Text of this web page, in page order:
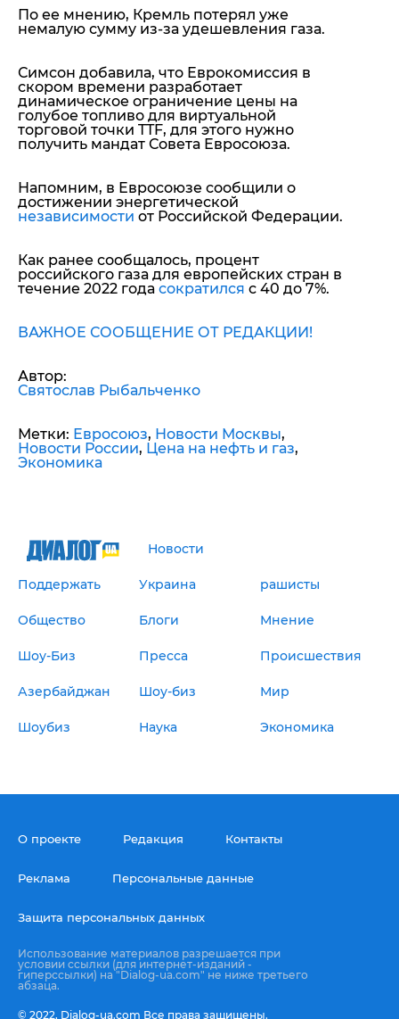
По ее мнению, Кремль потерял уже
немалую сумму из-за удешевления газа.
Симсон добавила, что Еврокомиссия в
скором времени разработает
динамическое ограничение цены на
голубое топливо для виртуальной
торговой точки TTF, для этого нужно
получить мандат Совета Евросоюза.
Напомним, в Евросоюзе сообщили о
достижении энергетической
независимости от Российской Федерации.
Как ранее сообщалось, процент
российского газа для европейских стран в
течение 2022 года сократился с 40 до 7%.
ВАЖНОЕ СООБЩЕНИЕ ОТ РЕДАКЦИИ!
Автор:
Святослав Рыбальченко
Метки: Евросоюз, Новости Москвы,
Новости России, Цена на нефть и газ,
Экономика
Новости
Поддержать Украина рашисты
Общество Блоги Мнение
Шоу-Биз Пресса Происшествия
Азербайджан Шоу-биз Мир
Шоубиз Наука Экономика
О проекте Редакция Контакты
Реклама Персональные данные
Защита персональных данных
Использование материалов разрешается при
условии ссылки (для интернет-изданий -
гиперссылки) на "Dialog-ua.com" не ниже третьего
абзаца.
© 2022, Dialog-ua.сom Все права защищены.